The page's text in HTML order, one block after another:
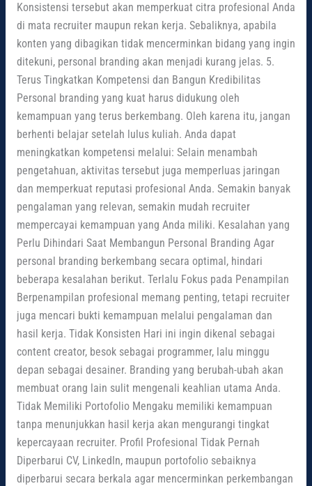
Konsistensi tersebut akan memperkuat citra profesional Anda
di mata recruiter maupun rekan kerja. Sebaliknya, apabila
konten yang dibagikan tidak mencerminkan bidang yang ingin
ditekuni, personal branding akan menjadi kurang jelas. 5.
Terus Tingkatkan Kompetensi dan Bangun Kredibilitas
Personal branding yang kuat harus didukung oleh
kemampuan yang terus berkembang. Oleh karena itu, jangan
berhenti belajar setelah lulus kuliah. Anda dapat
meningkatkan kompetensi melalui: Selain menambah
pengetahuan, aktivitas tersebut juga memperluas jaringan
dan memperkuat reputasi profesional Anda. Semakin banyak
pengalaman yang relevan, semakin mudah recruiter
mempercayai kemampuan yang Anda miliki. Kesalahan yang
Perlu Dihindari Saat Membangun Personal Branding Agar
personal branding berkembang secara optimal, hindari
beberapa kesalahan berikut. Terlalu Fokus pada Penampilan
Berpenampilan profesional memang penting, tetapi recruiter
juga mencari bukti kemampuan melalui pengalaman dan
hasil kerja. Tidak Konsisten Hari ini ingin dikenal sebagai
content creator, besok sebagai programmer, lalu minggu
depan sebagai desainer. Branding yang berubah-ubah akan
membuat orang lain sulit mengenali keahlian utama Anda.
Tidak Memiliki Portofolio Mengaku memiliki kemampuan
tanpa menunjukkan hasil kerja akan mengurangi tingkat
kepercayaan recruiter. Profil Profesional Tidak Pernah
Diperbarui CV, LinkedIn, maupun portofolio sebaiknya
diperbarui secara berkala agar mencerminkan perkembangan